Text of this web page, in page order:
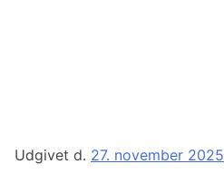
Udgivet d. 27. november 2025